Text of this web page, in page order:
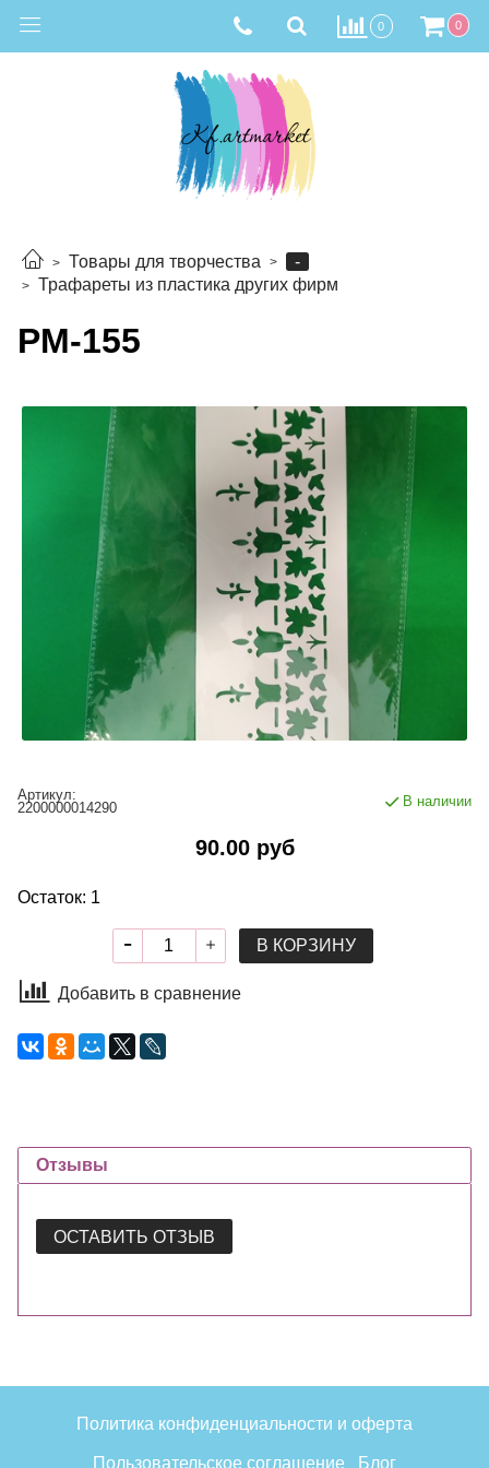
0 0
Товары для творчества
-
Трафареты из пластика других фирм
РМ-155
Артикул:
2200000014290
В наличии
90.00 руб
Остаток: 1
В КОРЗИНУ
Добавить в сравнение
Отзывы
ОСТАВИТЬ ОТЗЫВ
Политика конфиденциальности и оферта
Пользовательское соглашение Блог